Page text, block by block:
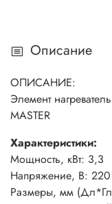
Описание
ОПИСАНИЕ:
Элемент
MASTER
Характеристики:
Мощность, кВт: 3,3
Напряжение, В: 220
Размеры, мм